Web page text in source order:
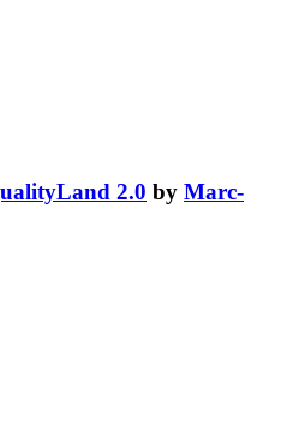
2.0 by Marc-